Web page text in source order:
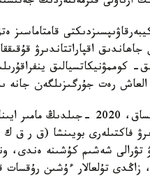
جاھاندىق اقپاراتتاندىرۋ
كوممۋنيكاتسيالىق
العاش رەت جۇرگىزىلگەن جانە
اتاپ ايتساق، 2020 -
تۋرالى شەشىم كۇشىنە ەندى،
زاڭدى تۇلعالار ءۇشىن